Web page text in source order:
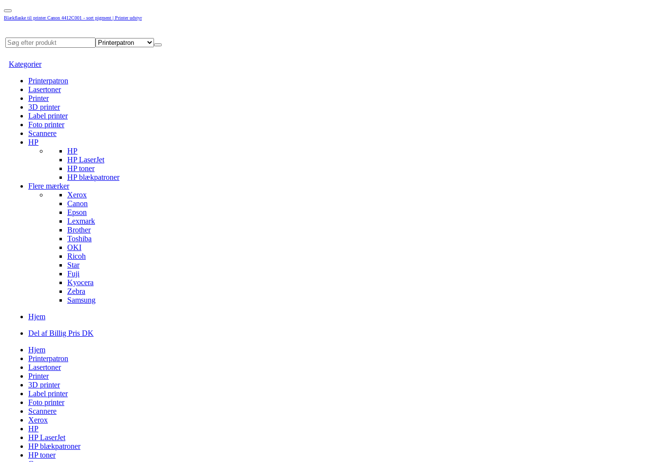
Blækflaske til printer Canon 4412C001 - sort pigment | Printer udstyr
Kategorier
Printerpatron
Lasertoner
Printer
3D printer
Label printer
Foto printer
Scannere
HP
HP
HP LaserJet
HP toner
HP blækpatroner
Flere mærker
Xerox
Canon
Epson
Lexmark
Brother
Toshiba
OKI
Ricoh
Star
Fuji
Kyocera
Zebra
Samsung
Hjem
Del af Billig Pris DK
Hjem
Printerpatron
Lasertoner
Printer
3D printer
Label printer
Foto printer
Scannere
Xerox
HP
HP LaserJet
HP blækpatroner
HP toner